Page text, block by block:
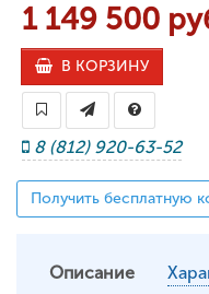
1 149 500
В КОРЗИНУ
8 (812) 920-63-52
Получить бесплатную
Описание